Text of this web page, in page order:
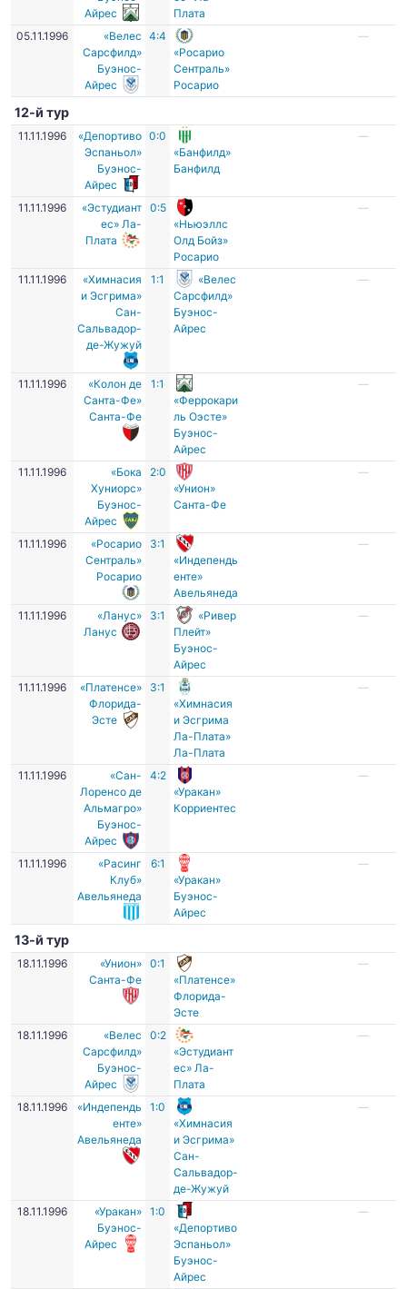
Айрес
Плата
05.11.1996
«Велес
Сарсфилд»
Буэнос-
Айрес
4:4
«Росарио
Сентраль»
Росарио
—
12-й тур
11.11.1996
«Депортиво
Эспаньол»
Буэнос-
Айрес
0:0
«Банфилд»
Банфилд
—
11.11.1996
«Эстудиант
ес» Ла-
Плата
0:5
«Ньюэллс
Олд Бойз»
Росарио
—
11.11.1996
«Химнасия
и Эсгрима»
Сан-
Сальвадор-
де-Жужуй
1:1
«Велес
Сарсфилд»
Буэнос-
Айрес
—
11.11.1996
«Колон де
Санта-Фе»
Санта-Фе
1:1
«Феррокари
ль Оэсте»
Буэнос-
Айрес
—
11.11.1996
«Бока
Хуниорс»
Буэнос-
Айрес
2:0
«Унион»
Санта-Фе
—
11.11.1996
«Росарио
Сентраль»
Росарио
3:1
«Индепендь
енте»
Авельянеда
—
11.11.1996
«Ланус»
Ланус
3:1
«Ривер
Плейт»
Буэнос-
Айрес
—
11.11.1996
«Платенсе»
Флорида-
Эсте
3:1
«Химнасия
и Эсгрима
Ла-Плата»
Ла-Плата
—
11.11.1996
«Сан-
Лоренсо де
Альмагро»
Буэнос-
Айрес
4:2
«Уракан»
Корриентес
—
11.11.1996
«Расинг
Клуб»
Авельянеда
6:1
«Уракан»
Буэнос-
Айрес
—
13-й тур
18.11.1996
«Унион»
Санта-Фе
0:1
«Платенсе»
Флорида-
Эсте
—
18.11.1996
«Велес
Сарсфилд»
Буэнос-
Айрес
0:2
«Эстудиант
ес» Ла-
Плата
—
18.11.1996
«Индепендь
енте»
Авельянеда
1:0
«Химнасия
и Эсгрима»
Сан-
Сальвадор-
де-Жужуй
—
18.11.1996
«Уракан»
Буэнос-
Айрес
1:0
«Депортиво
Эспаньол»
Буэнос-
Айрес
—